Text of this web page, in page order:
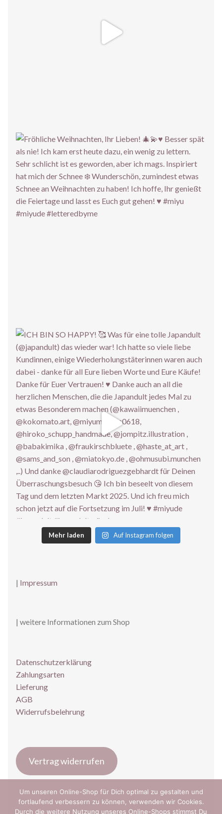
Mehr laden Auf Instagram folgen
| Impressum
| weitere Informationen zum Shop
Datenschutzerklärung
Zahlungsarten
Lieferung
AGB
Widerrufsbelehrung
Vertrag widerrufen
Um unseren Online-Shop für Dich optimal zu gestalten und
fortlaufend verbessern zu können, verwenden wir Cookies.
Durch die weitere Nutzung unseres Online-Shops stimmst Du